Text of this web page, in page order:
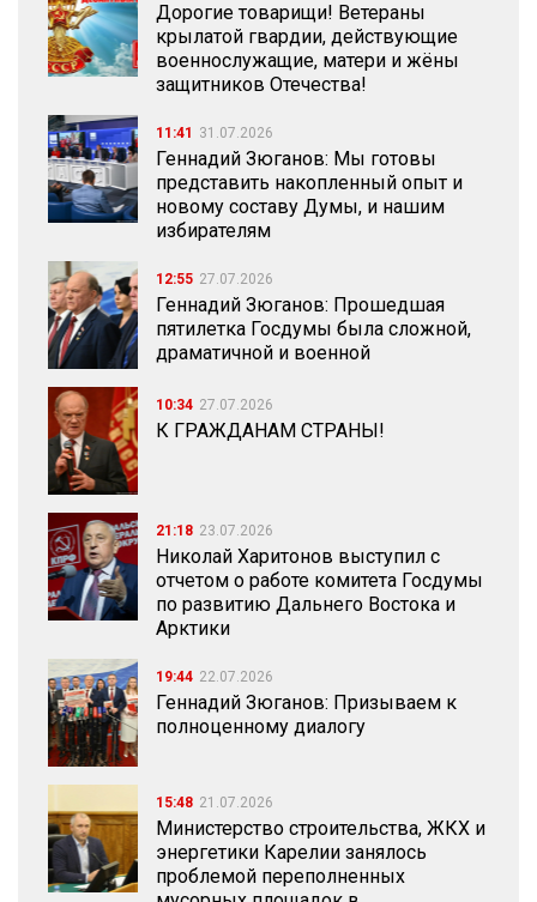
Дорогие товарищи! Ветераны
крылатой гвардии, действующие
военнослужащие, матери и жёны
защитников Отечества!
11:41 31.07.2026
Геннадий Зюганов: Мы готовы
представить накопленный опыт и
новому составу Думы, и нашим
избирателям
12:55 27.07.2026
Геннадий Зюганов: Прошедшая
пятилетка Госдумы была сложной,
драматичной и военной
10:34 27.07.2026
К ГРАЖДАНАМ СТРАНЫ!
21:18 23.07.2026
Николай Харитонов выступил с
отчетом о работе комитета Госдумы
по развитию Дальнего Востока и
Арктики
19:44 22.07.2026
Геннадий Зюганов: Призываем к
полноценному диалогу
15:48 21.07.2026
Министерство строительства, ЖКХ и
энергетики Карелии занялось
проблемой переполненных